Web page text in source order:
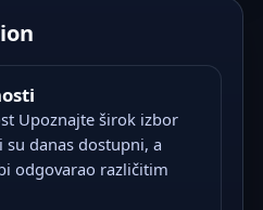
Upoznajte širok izbor
su danas dostupni, a
odgovarao različitim